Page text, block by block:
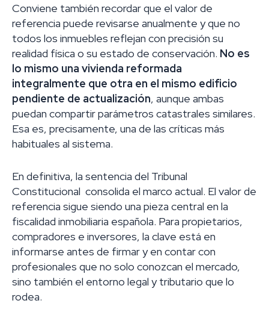
Conviene también recordar que el valor de
referencia puede revisarse anualmente y que no
todos los inmuebles reflejan con precisión su
realidad física o su estado de conservación. No es
lo mismo una vivienda reformada
integralmente que otra en el mismo edificio
pendiente de actualización, aunque ambas
puedan compartir parámetros catastrales similares.
Esa es, precisamente, una de las críticas más
habituales al sistema.
En definitiva, la sentencia del Tribunal
Constitucional consolida el marco actual. El valor de
referencia sigue siendo una pieza central en la
fiscalidad inmobiliaria española. Para propietarios,
compradores e inversores, la clave está en
informarse antes de firmar y en contar con
profesionales que no solo conozcan el mercado,
sino también el entorno legal y tributario que lo
rodea.